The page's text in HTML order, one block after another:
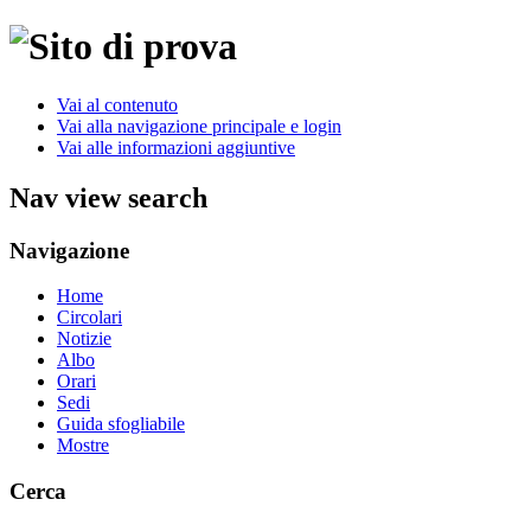
Vai al contenuto
Vai alla navigazione principale e login
Vai alle informazioni aggiuntive
Nav view search
Navigazione
Home
Circolari
Notizie
Albo
Orari
Sedi
Guida sfogliabile
Mostre
Cerca